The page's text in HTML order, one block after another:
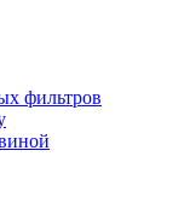
фильтров